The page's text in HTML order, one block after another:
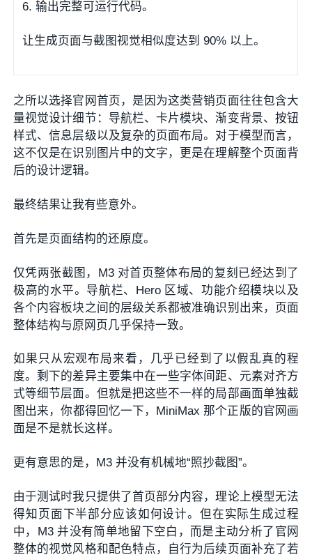
6. 输出完整可运行代码。
让生成页面与截图视觉相似度达到 90% 以上。
之所以选择官网首页，是因为这类营销页面往往包含大
量视觉设计细节：导航栏、卡片模块、渐变背景、按钮
样式、信息层级以及复杂的页面布局。对于模型而言，
这不仅是在识别图片中的文字，更是在理解整个页面背
后的设计逻辑。
最终结果让我有些意外。
首先是页面结构的还原度。
仅凭两张截图，M3 对首页整体布局的复刻已经达到了
极高的水平。导航栏、Hero 区域、功能介绍模块以及
各个内容板块之间的层级关系都被准确识别出来，页面
整体结构与原网页几乎保持一致。
如果只从宏观布局来看，几乎已经到了以假乱真的程
度。剩下的差异主要集中在一些字体间距、元素对齐方
式等细节层面。但就是把这些不一样的局部画面单独截
图出来，你都得回忆一下，MiniMax 那个正版的官网画
面是不是就长这样。
更有意思的是，M3 并没有机械地“照抄截图”。
由于测试时我只提供了首页部分内容，理论上模型无法
得知页面下半部分应该如何设计。但在实际生成过程
中，M3 并没有简单地留下空白，而是主动分析了官网
整体的视觉风格和配色特点，自行为后续页面补充了若